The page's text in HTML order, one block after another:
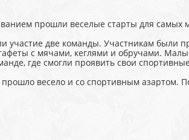
прошли веселые старты для самых
участие две команды. Участникам были
с мячами, кеглями и обручами.
где смогли проявить свои
весело и со спортивным азартом.